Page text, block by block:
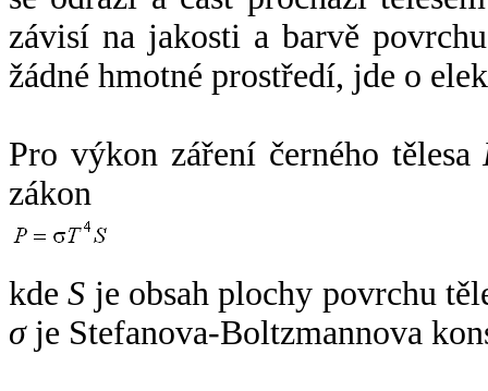
závisí na jakosti a barvě
žádné hmotné prostředí, jde o
Pro výkon záření černého tělesa
zákon
kdeS je obsah plochy povrchu
σje Stefanova-Boltzmannova